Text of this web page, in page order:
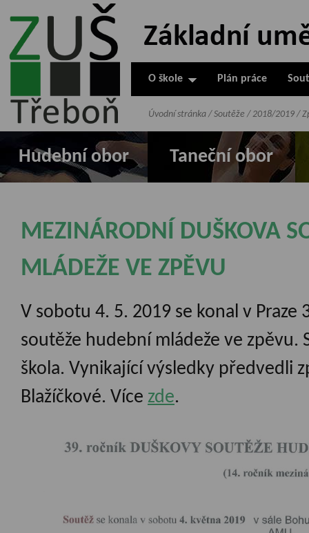
ZUŠ Třeboň -
Základní
umělecká škola
O škole Plán práce
Hudební obor Taneční obor
Úvodní stránka / Soutěže / 2018/2019 /
MEZINÁRODNÍ DUŠKOVA
MLÁDEŽE VE ZPĚVU
V sobotu 4. 5. 2019 se konal v
soutěže hudební mládeže ve zpěvu.
škola. Vynikající výsledky předvedli
Blažíčkové. Více zde.